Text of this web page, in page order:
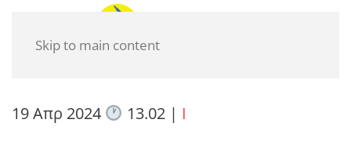
Skip to main content
19 Απρ 2024 13.02| I